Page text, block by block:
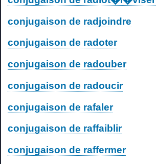
conjugaison de radjoindre
conjugaison de radoter
conjugaison de radouber
conjugaison de radoucir
conjugaison de rafaler
conjugaison de raffaiblir
conjugaison de raffermer